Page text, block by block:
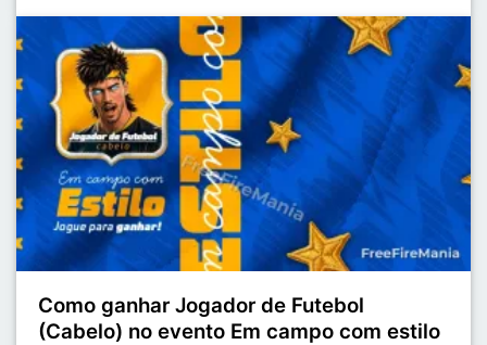
Como ganhar Jogador de Futebol
(Cabelo) no evento Em campo com estilo